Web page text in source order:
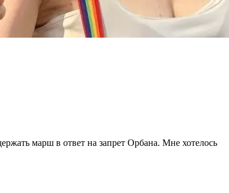
марш в ответ на запрет Орбана. Мне хотелось